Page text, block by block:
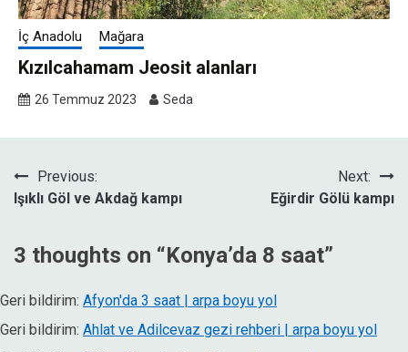
İç Anadolu Mağara
Kızılcahamam Jeosit alanları
26 Temmuz 2023 Seda
Yazı
gezinmesi
Previous:
Işıklı Göl ve Akdağ kampı
Next:
Eğirdir Gölü kampı
3 thoughts on “Konya’da 8 saat”
Geri bildirim: Afyon'da 3 saat | arpa boyu yol
Geri bildirim: Ahlat ve Adilcevaz gezi rehberi | arpa boyu yol